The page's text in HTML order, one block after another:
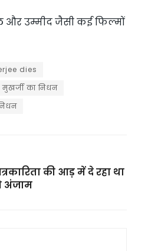
और उम्मीद जैसी कई फिल्मों
dies
का निधन
की आड़ में दे रहा था
अंजाम